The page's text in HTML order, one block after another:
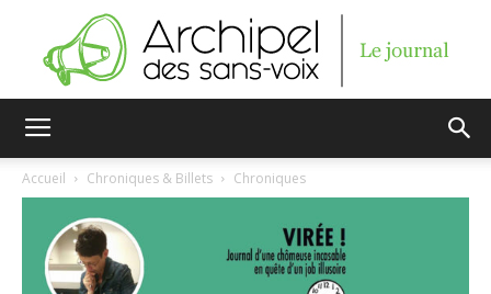
Accueil Chroniques & Billets Chroniques